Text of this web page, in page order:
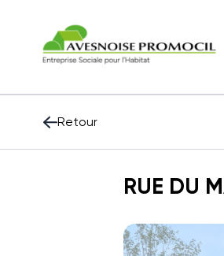
Retour
RUE DU